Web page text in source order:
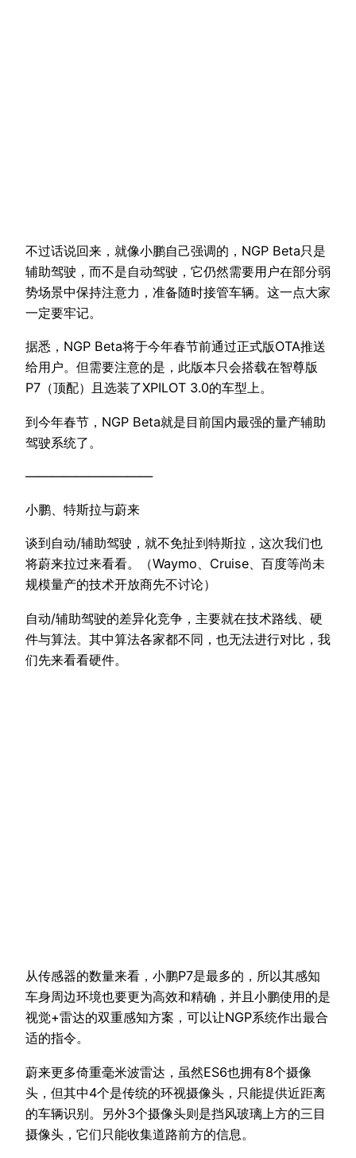
不过话说回来，就像小鹏自己强调的，NGP Beta只是
辅助驾驶，而不是自动驾驶，它仍然需要用户在部分弱
势场景中保持注意力，准备随时接管车辆。这一点大家
一定要牢记。
据悉，NGP Beta将于今年春节前通过正式版OTA推送
给用户。但需要注意的是，此版本只会搭载在智尊版
P7（顶配）且选装了XPILOT 3.0的车型上。
到今年春节，NGP Beta就是目前国内最强的量产辅助
驾驶系统了。
——————————
小鹏、特斯拉与蔚来
谈到自动/辅助驾驶，就不免扯到特斯拉，这次我们也
将蔚来拉过来看看。（Waymo、Cruise、百度等尚未
规模量产的技术开放商先不讨论）
自动/辅助驾驶的差异化竞争，主要就在技术路线、硬
件与算法。其中算法各家都不同，也无法进行对比，我
们先来看看硬件。
从传感器的数量来看，小鹏P7是最多的，所以其感知
车身周边环境也要更为高效和精确，并且小鹏使用的是
视觉+雷达的双重感知方案，可以让NGP系统作出最合
适的指令。
蔚来更多倚重毫米波雷达，虽然ES6也拥有8个摄像
头，但其中4个是传统的环视摄像头，只能提供近距离
的车辆识别。另外3个摄像头则是挡风玻璃上方的三目
摄像头，它们只能收集道路前方的信息。